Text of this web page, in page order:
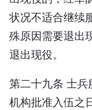
状况不适合继续
殊原因需要退出
退出现役。
第二十九条 士
机构批准入伍之